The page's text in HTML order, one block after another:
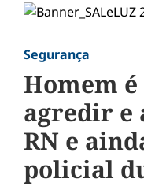
Segurança
Homem
agredir e
RN e
policial